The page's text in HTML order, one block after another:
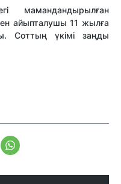
мамандандырылған
айыпталушы 11 жылға
Соттың үкімі заңды